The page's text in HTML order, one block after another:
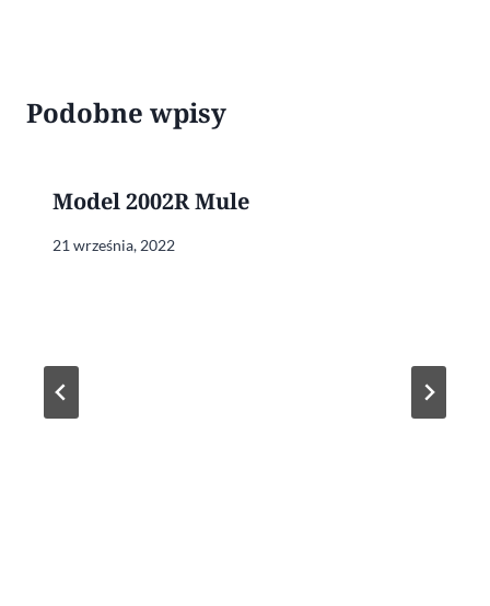
Podobne wpisy
Model 2002R Mule
21 września, 2022